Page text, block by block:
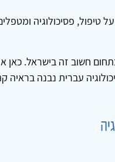
טיפול, פסיכולוגיה
חשוב זה בישראל. כאן
עברית נבנה